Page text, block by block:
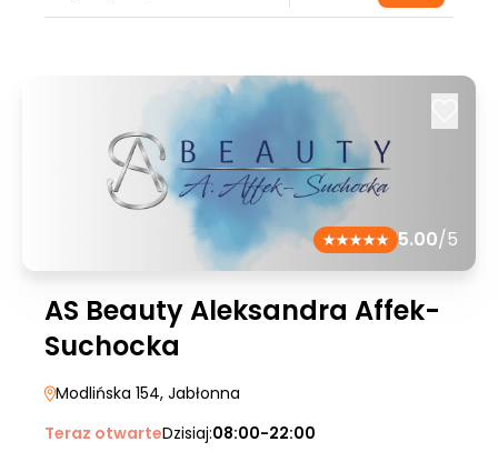
5.00/5
AS Beauty Aleksandra Affek-
Suchocka
Modlińska 154, Jabłonna
Teraz otwarteDzisiaj:08:00-22:00